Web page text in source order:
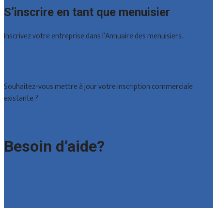
S’inscrire en tant que menuisier
Inscrivez votre entreprise dans l’Annuaire des menuisiers.
Souhaitez-vous mettre à jour votre inscription commerciale
existante ?
Besoin d’aide?